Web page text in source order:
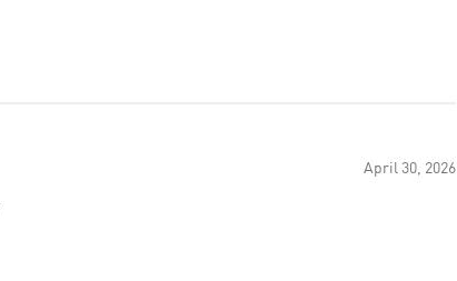
April 30, 2026